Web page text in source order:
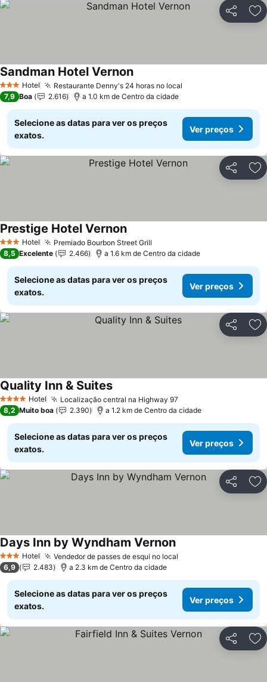
Partilhar
3 EstrelasHotel Restaurante Denny's 24 horas no local
Sandman Hotel Vernon
7,9 Boa 2.616 a 1.0 km de Centro da cidade
Selecione as datas para ver os preços
exatos.
Ver preços
Partilhar
3 EstrelasHotel Premiado Bourbon Street Grill
Prestige Hotel Vernon
8,5 Excelente 2.466 a 1.6 km de Centro da cidade
Selecione as datas para ver os preços
exatos.
Ver preços
Partilhar
4 EstrelasHotel Localização central na Highway 97
Quality Inn & Suites
8,2 Muito boa 2.390 a 1.2 km de Centro da cidade
Selecione as datas para ver os preços
exatos.
Ver preços
Partilhar
3 EstrelasHotel Vendedor de passes de esqui no local
Days Inn by Wyndham Vernon
6,9 2.483 a 2.3 km de Centro da cidade
Selecione as datas para ver os preços
exatos.
Ver preços
Partilhar